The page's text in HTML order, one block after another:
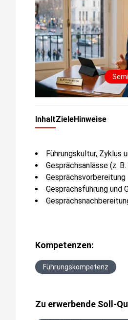
InhaltZieleHinweise
Führungskultur, Zyklus
Gesprächsanlässe (z.
Gesprächsvorbereitung
Gesprächsführung und
Kompetenzen:
Führungskompetenz
Zu erwerbende Soll-